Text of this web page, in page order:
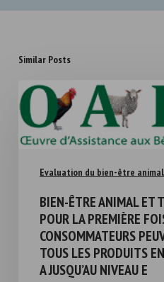
Similar Posts
Evaluation du bien-être
BIEN-ÊTRE ANIMAL ET
POUR LA PREMIÈRE
CONSOMMATEURS
TOUS LES PRODUITS
A JUSQU’AU NIVEAU E